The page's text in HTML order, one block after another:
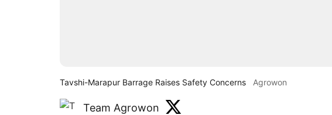
Tavshi-Marapur Barrage Raises Safety Concerns Agrowon
Team Agrowon